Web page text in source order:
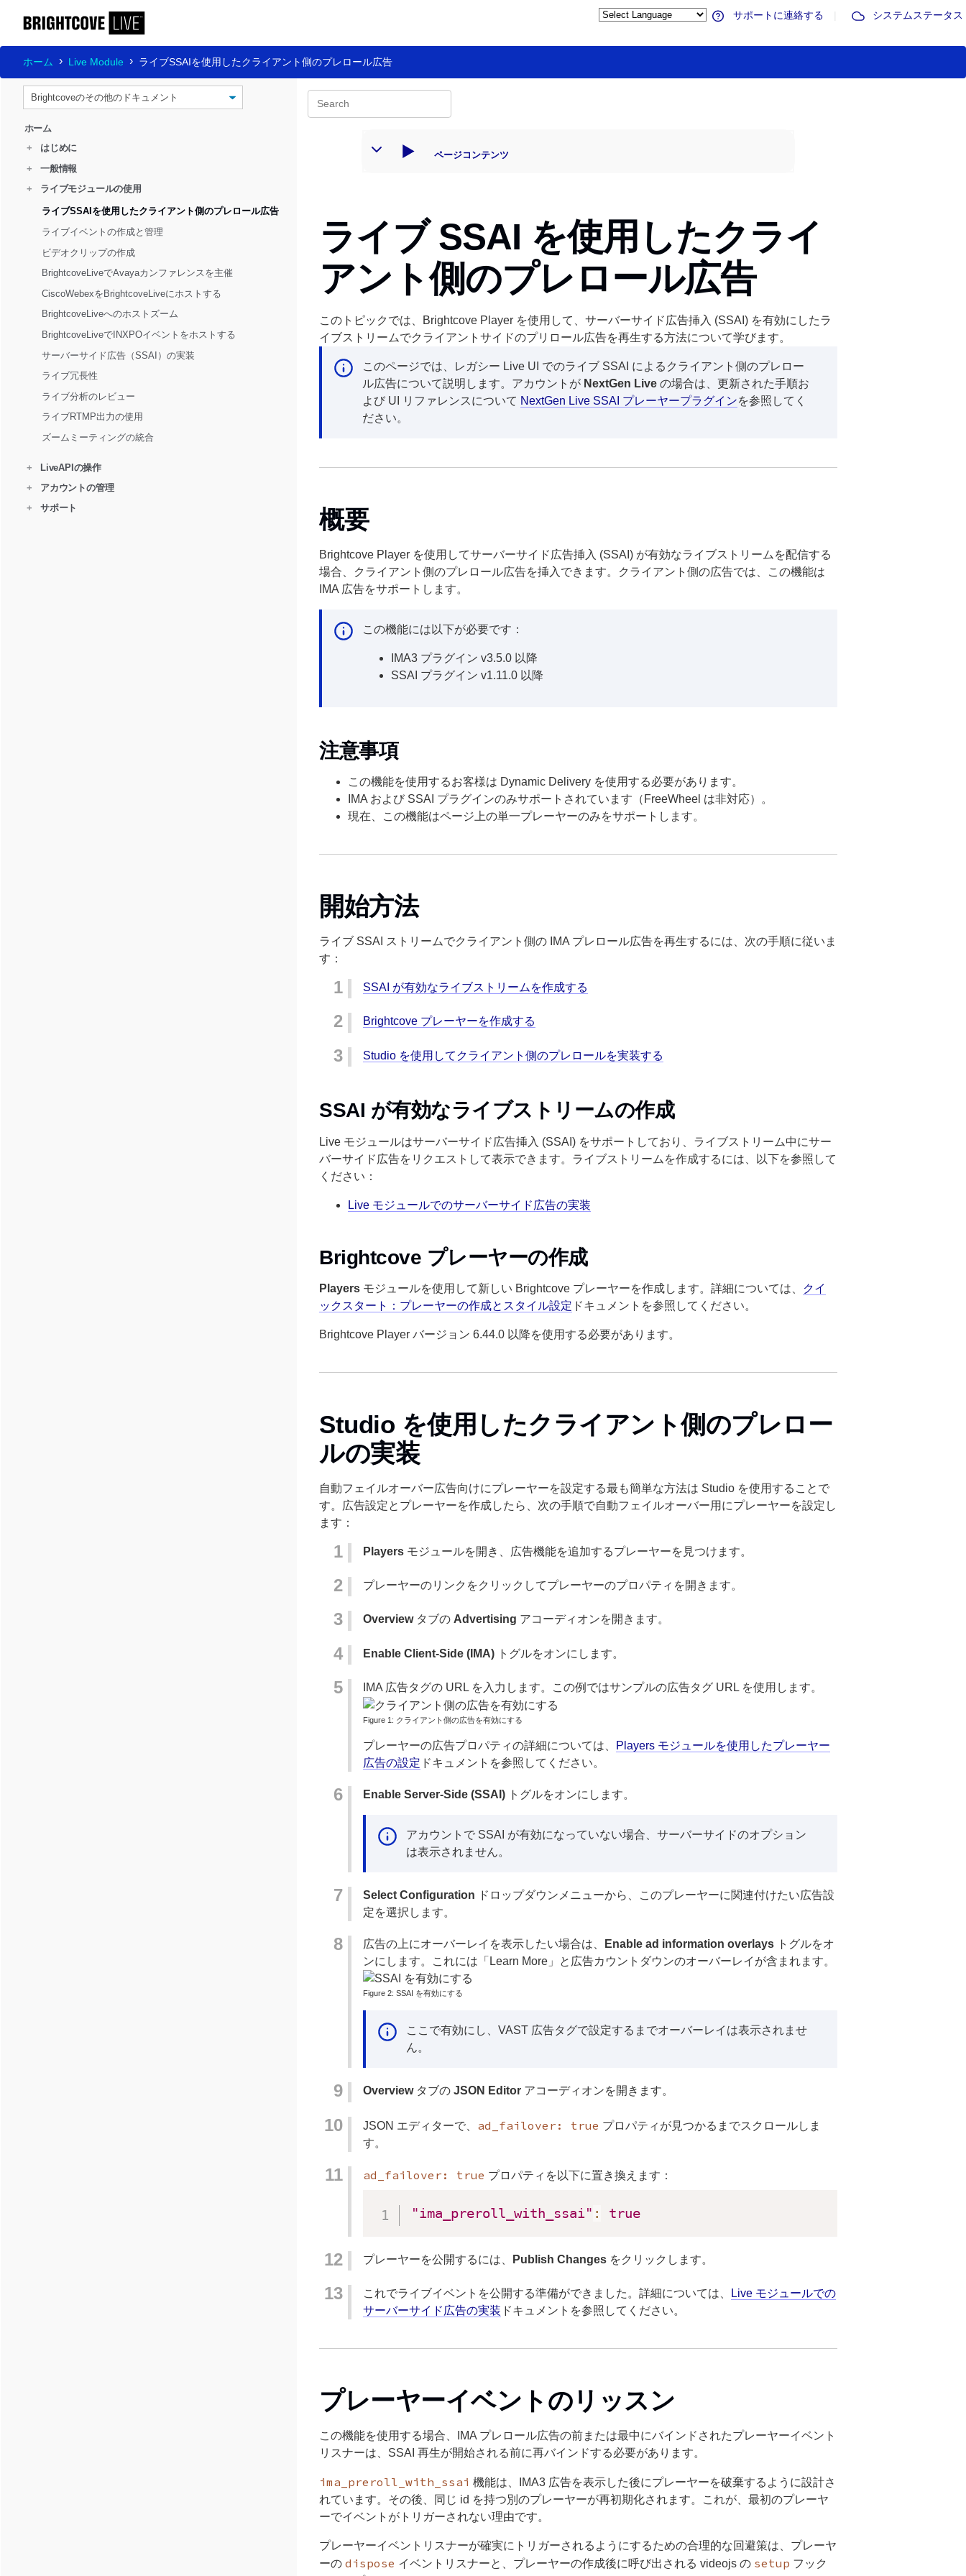
サポートに連絡する システムステータス
ホーム Live Module ライブSSAIを使用したクライアント側のプレロール広告
ホーム
+
はじめに
+
一般情報
+
ライブモジュールの使用
ライブSSAIを使用したクライアント側のプレロール広告
ライブイベントの作成と管理
ビデオクリップの作成
BrightcoveLiveでAvayaカンファレンスを主催
CiscoWebexをBrightcoveLiveにホストする
BrightcoveLiveへのホストズーム
BrightcoveLiveでINXPOイベントをホストする
サーバーサイド広告（SSAI）の実装
ライブ冗長性
ライブ分析のレビュー
ライブRTMP出力の使用
ズームミーティングの統合
+
LiveAPIの操作
+
アカウントの管理
+
サポート
ページコンテンツ
ライブ SSAI を使用したクライ
アント側のプレロール広告
このトピックでは、Brightcove Player を使用して、サーバーサイド広告挿入 (SSAI) を有効にしたラ
イブストリームでクライアントサイドのプリロール広告を再生する方法について学びます。
このページでは、レガシー Live UI でのライブ SSAI によるクライアント側のプレロー
ル広告について説明します。アカウントが NextGen Live の場合は、更新された手順お
よび UI リファレンスについて NextGen Live SSAI プレーヤープラグインを参照してく
ださい。
概要
Brightcove Player を使用してサーバーサイド広告挿入 (SSAI) が有効なライブストリームを配信する
場合、クライアント側のプレロール広告を挿入できます。クライアント側の広告では、この機能は
IMA 広告をサポートします。
この機能には以下が必要です：
IMA3 プラグイン v3.5.0 以降
SSAI プラグイン v1.11.0 以降
注意事項
この機能を使用するお客様は Dynamic Delivery を使用する必要があります。
IMA および SSAI プラグインのみサポートされています（FreeWheel は非対応）。
現在、この機能はページ上の単一プレーヤーのみをサポートします。
開始方法
ライブ SSAI ストリームでクライアント側の IMA プレロール広告を再生するには、次の手順に従いま
す：
SSAI が有効なライブストリームを作成する
Brightcove プレーヤーを作成する
Studio を使用してクライアント側のプレロールを実装する
SSAI が有効なライブストリームの作成
Live モジュールはサーバーサイド広告挿入 (SSAI) をサポートしており、ライブストリーム中にサー
バーサイド広告をリクエストして表示できます。ライブストリームを作成するには、以下を参照して
ください：
Live モジュールでのサーバーサイド広告の実装
Brightcove プレーヤーの作成
Players モジュールを使用して新しい Brightcove プレーヤーを作成します。詳細については、
クイ
ックスタート：プレーヤーの作成とスタイル設定 ドキュメントを参照してください。
Brightcove Player バージョン 6.44.0 以降を使用する必要があります。
Studio を使用したクライアント側のプレロー
ルの実装
自動フェイルオーバー広告向けにプレーヤーを設定する最も簡単な方法は Studio を使用することで
す。広告設定とプレーヤーを作成したら、次の手順で自動フェイルオーバー用にプレーヤーを設定し
ます：
Players モジュールを開き、広告機能を追加するプレーヤーを見つけます。
プレーヤーのリンクをクリックしてプレーヤーのプロパティを開きます。
Overviewタブの Advertising アコーディオンを開きます。
Enable Client-Side (IMA) トグルをオンにします。
IMA 広告タグの URL を入力します。この例ではサンプルの広告タグ URL を使用します。
クライアント側の広告を有効にする
プレーヤーの広告プロパティの詳細については、
Players モジュールを使用したプレーヤー
広告の設定 ドキュメントを参照してください。
Enable Server-Side (SSAI) トグルをオンにします。
アカウントで SSAI が有効になっていない場合、サーバーサイドのオプション
は表示されません。
Select Configuration ドロップダウンメニューから、このプレーヤーに関連付けたい広告設
定を選択します。
広告の上にオーバーレイを表示したい場合は、 Enable ad information overlays トグルをオ
ンにします。これには「Learn More」と広告カウントダウンのオーバーレイが含まれます。
SSAI を有効にする
ここで有効にし、VAST 広告タグで設定するまでオーバーレイは表示されませ
ん。
Overviewタブの JSON Editor アコーディオンを開きます。
JSON エディターで、 ad_failover: true プロパティが見つかるまでスクロールしま
す。
ad_failover: true プロパティを以下に置き換えます：
"ima_preroll_with_ssai" : true
プレーヤーを公開するには、 Publish Changes をクリックします。
これでライブイベントを公開する準備ができました。詳細については、
Live モジュールでの
サーバーサイド広告の実装 ドキュメントを参照してください。
プレーヤーイベントのリッスン
この機能を使用する場合、IMA プレロール広告の前または最中にバインドされたプレーヤーイベント
リスナーは、SSAI 再生が開始される前に再バインドする必要があります。
ima_preroll_with_ssai 機能は、IMA3 広告を表示した後にプレーヤーを破棄するように設計さ
れています。その後、同じ id を持つ別のプレーヤーが再初期化されます。これが、最初のプレーヤ
ーでイベントがトリガーされない理由です。
プレーヤーイベントリスナーが確実にトリガーされるようにするための合理的な回避策は、プレーヤ
ーの dispose イベントリスナーと、プレーヤーの作成後に呼び出される videojs の setup フック